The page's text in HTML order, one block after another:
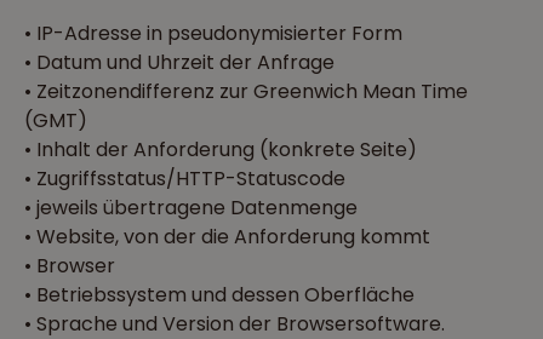
• IP-Adresse in pseudonymisierter Form
• Datum und Uhrzeit der Anfrage
• Zeitzonendifferenz zur Greenwich Mean Time
(GMT)
• Inhalt der Anforderung (konkrete Seite)
• Zugriffsstatus/HTTP-Statuscode
• jeweils übertragene Datenmenge
• Website, von der die Anforderung kommt
• Browser
• Betriebssystem und dessen Oberfläche
• Sprache und Version der Browsersoftware.